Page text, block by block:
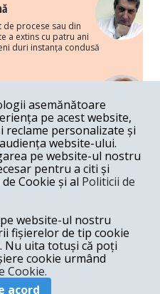
de procese sau din
a extins cu patru ani
duri instanța condusă
politic
cu retorica falsă a
de fapt, ascunde
unor caste.
partea românilor
voci care lansează
politician care deranjează un
un anumit moment.
intensitatea
asemănătoare
pe acest website,
personalizate și
website-ului.
pe website-ul nostru
pentru a citi și
Cookie și al Politicii de
website-ul nostru
fișierelor de tip cookie
Nu uita totuși că poți
cookie urmând
Cookie.
acord